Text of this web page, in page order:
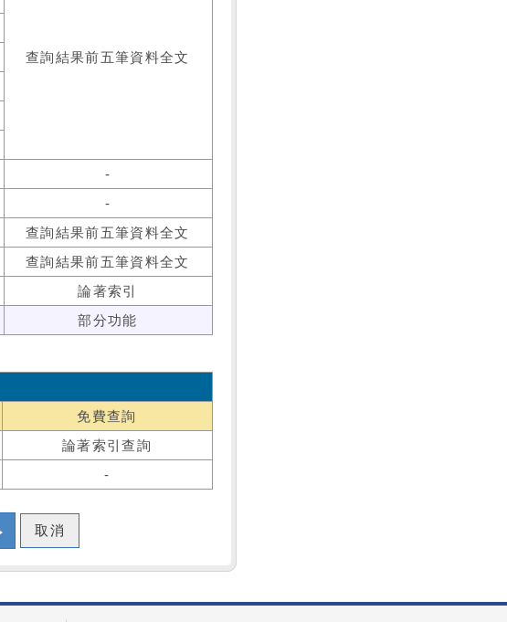
查詢結果前五筆資料全文
-
-
查詢結果前五筆資料全文
查詢結果前五筆資料全文
論著索引
部分功能
免費查詢
論著索引查詢
-
取消